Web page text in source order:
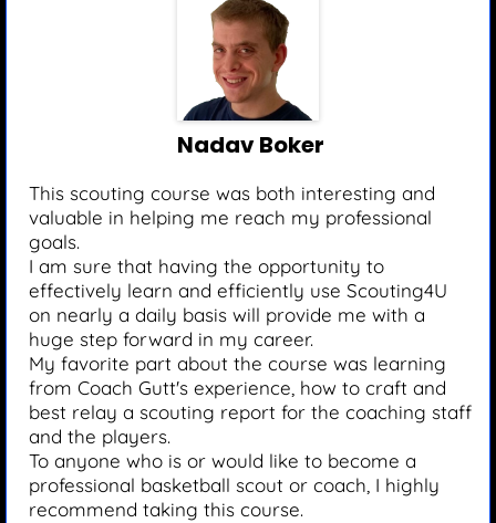
Nadav Boker
This scouting course was both interesting and
valuable in helping me reach my professional
goals.
I am sure that having the opportunity to
effectively learn and efficiently use Scouting4U
on nearly a daily basis will provide me with a
huge step forward in my career.
My favorite part about the course was learning
from Coach Gutt's experience, how to craft and
best relay a scouting report for the coaching staff
and the players.
To anyone who is or would like to become a
professional basketball scout or coach, I highly
recommend taking this course.